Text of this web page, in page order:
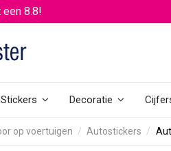
8.8!
Stickers Decoratie
op voertuigen Autostickers